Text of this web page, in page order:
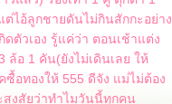
ไอ้ลูกชายดันไม่กินสักกะอย่าง
ตัวเอง รู้แค่ว่า ตอนเช้าแต่ง
ล้อ 1 คัน(ยังไม่เดินเลย ให้
อทองให้ 555 ดีจัง แม่ไม่ต้อง
งสัยว่าทำไมวันนี้ทุกคน